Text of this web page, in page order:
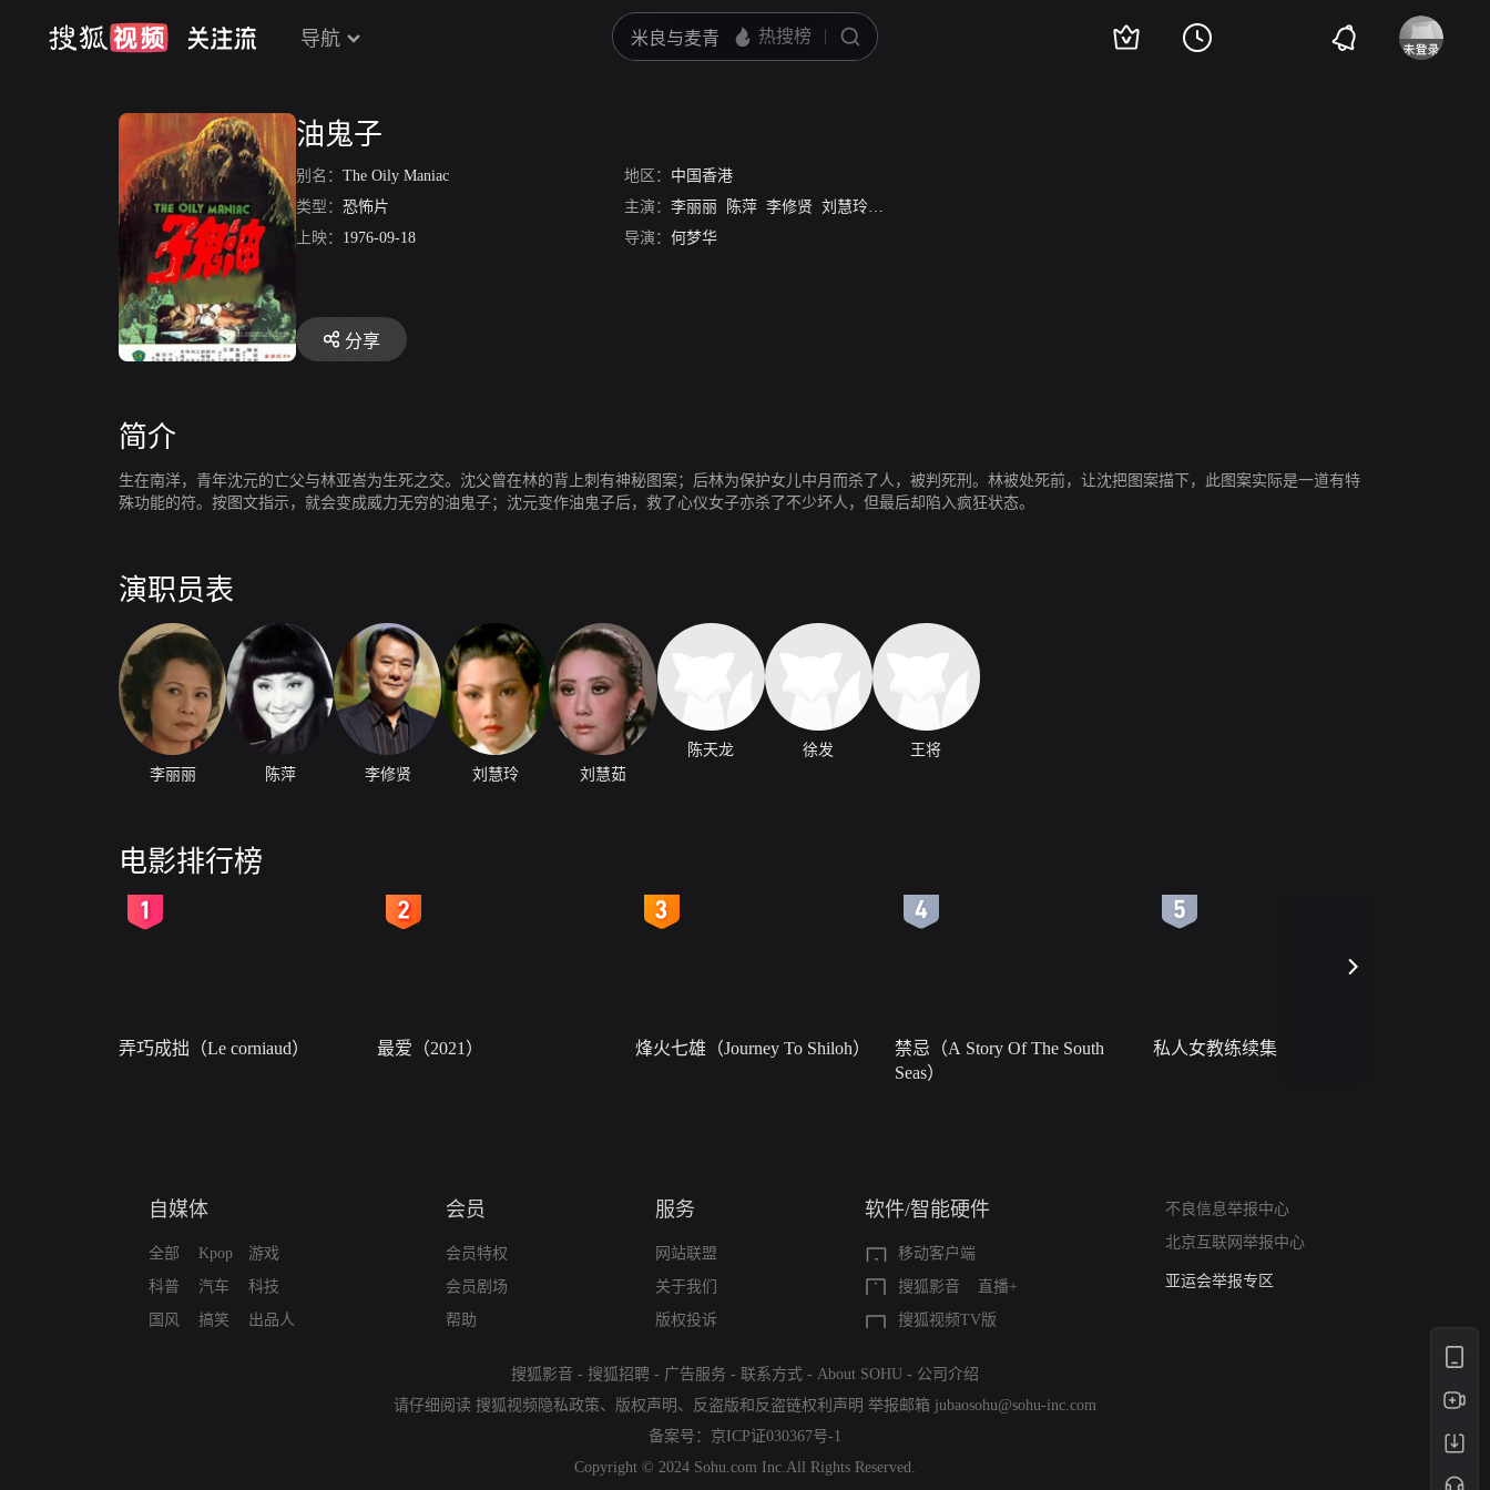
导航
油鬼子
别名： The Oily Maniac 地区： 中国香港
类型： 恐怖片 主演： 李丽丽 陈萍 李修贤 刘慧玲 刘慧茹
上映： 1976-09-18 导演： 何梦华
分享
简介
生在南洋，青年沈元的亡父与林亚峇为生死之交。沈父曾在林的背上刺有神秘图案；后林为保护女儿中月而杀了人，被判死刑。林被处死前，让沈把图案描下，此图案实际是一道有特
殊功能的符。按图文指示，就会变成威力无穷的油鬼子；沈元变作油鬼子后，救了心仪女子亦杀了不少坏人，但最后却陷入疯狂状态。
演职员表
李丽丽 陈萍 李修贤 刘慧玲 刘慧茹
陈天龙 徐发 王将
电影排行榜
弄巧成拙（Le corniaud） 最爱（2021） 烽火七雄（Journey To Shiloh）
禁忌（A Story Of The South
Seas）
私人女教练续集
自媒体
全部
科普
国风
Kpop
汽车
搞笑
游戏
科技
出品人
会员
会员特权
会员剧场
帮助
服务
网站联盟
关于我们
版权投诉
软件/智能硬件
移动客户端
搜狐影音
直播+
搜狐视频TV版
不良信息举报中心
北京互联网举报中心
算法推荐专项举报
亚运会举报专区
搜狐影音 - 搜狐招聘 - 广告服务 - 联系方式 - About SOHU - 公司介绍
请仔细阅读 搜狐视频隐私政策、 版权声明 、 反盗版和反盗链权利声明 举报邮箱 jubaosohu@sohu-inc.com
备案号： 京ICP证030367号-1
Copyright © 2024 Sohu.com Inc.All Rights Reserved.